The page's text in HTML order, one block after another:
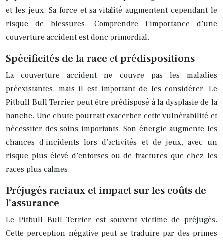
et les jeux. Sa force et sa vitalité augmentent cependant le
risque de blessures. Comprendre l’importance d’une
couverture accident est donc primordial.
Spécificités de la race et prédispositions
La couverture accident ne couvre pas les maladies
préexistantes, mais il est important de les considérer. Le
Pitbull Bull Terrier peut être prédisposé à la dysplasie de la
hanche. Une chute pourrait exacerber cette vulnérabilité et
nécessiter des soins importants. Son énergie augmente les
chances d’incidents lors d’activités et de jeux, avec un
risque plus élevé d’entorses ou de fractures que chez les
races plus calmes.
Préjugés raciaux et impact sur les coûts de
l’assurance
Le Pitbull Bull Terrier est souvent victime de préjugés.
Cette perception négative peut se traduire par des primes